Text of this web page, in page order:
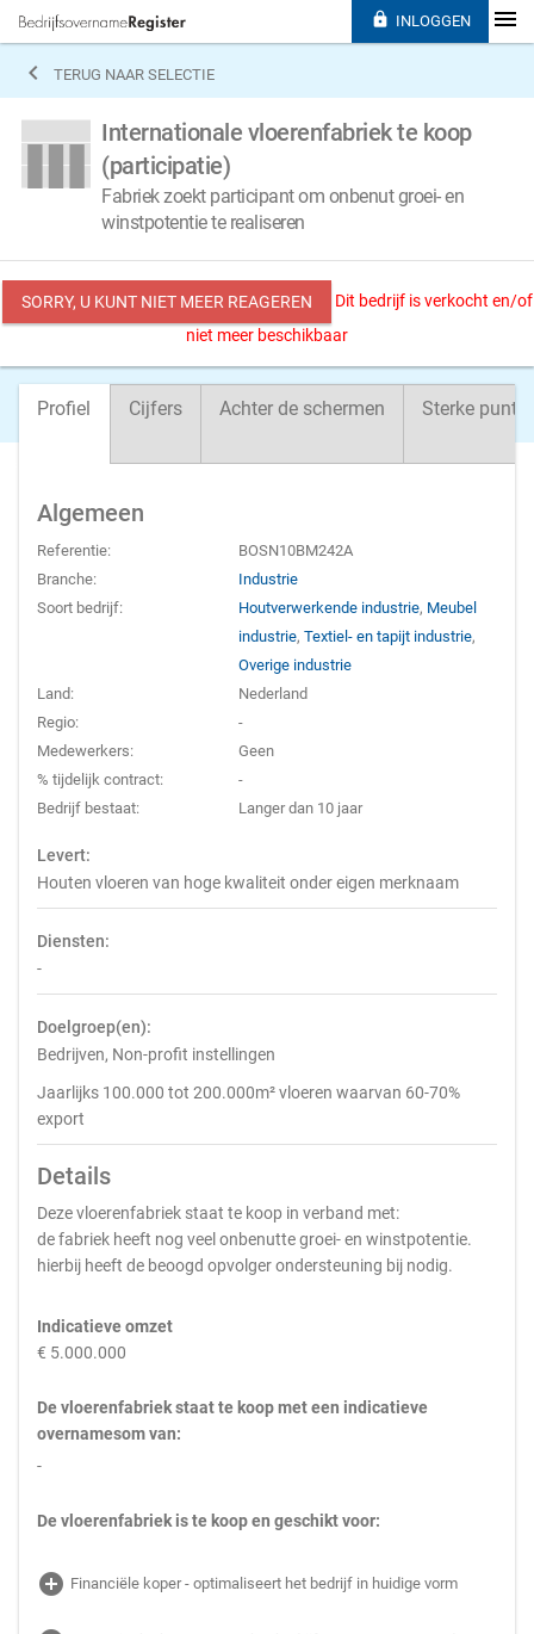
 TERUG NAAR SELECTIE
Internationale vloerenfabriek te koop
(participatie)
Fabriek zoekt participant om onbenut groei- en
winstpotentie te realiseren
SORRY, U KUNT NIET MEER REAGEREN
Dit bedrijf is verkocht en/of
niet meer beschikbaar
Profiel Cijfers Achter de schermen Sterke
Algemeen
Referentie:
BOSN10BM242A
Branche:
Industrie
Soort bedrijf:
Houtverwerkende industrie, Meubel
industrie,Textiel- en tapijt industrie,
Overige industrie
Land:
Nederland
Regio:
-
Medewerkers:
Geen
% tijdelijk contract:
-
Bedrijf bestaat:
Langer dan 10 jaar
Levert:
Houten vloeren van hoge kwaliteit onder eigen merknaam
Diensten:
-
Doelgroep(en):
Bedrijven, Non-profit instellingen
Jaarlijks 100.000 tot 200.000m² vloeren waarvan 60-70%
export
Details
Deze vloerenfabriek staat te koop in verband met:
de fabriek heeft nog veel onbenutte groei- en winstpotentie.
hierbij heeft de beoogd opvolger ondersteuning bij nodig.
Indicatieve omzet
€ 5.000.000
De vloerenfabriek staat te koop met een indicatieve
overnamesom van:
-
De vloerenfabriek is te koop en geschikt voor:
add_circle Financiële koper - optimaliseert het bedrijf in huidige vorm
 INLOGGEN